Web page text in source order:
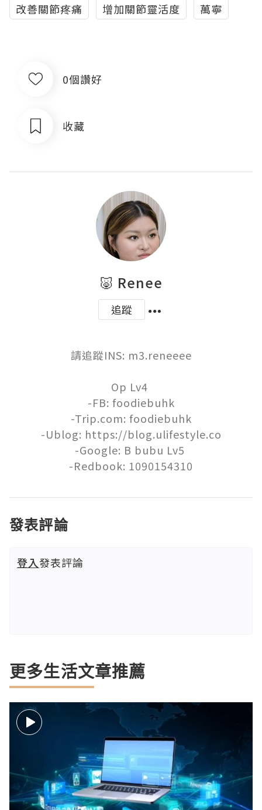
改善關節疼痛 增加關節靈活度 萬寧
0個讚好
收藏
🐷 Renee
追蹤
請追蹤INS: m3.reneeee
Op Lv4
-FB: foodiebuhk
-Trip.com: foodiebuhk
-Ublog: https://blog.ulifestyle.co
-Google: B bubu Lv5
-Redbook: 1090154310
發表評論
登入發表評論
更多生活文章推薦